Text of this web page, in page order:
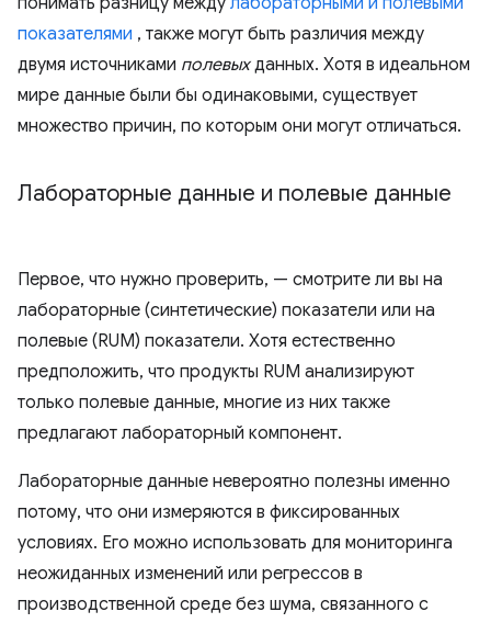
показателями , также могут быть различия между
двумя источниками полевыхданных. Хотя в идеальном
мире данные были бы одинаковыми, существует
множество причин, по которым они могут отличаться.
Лабораторные данные и полевые данные
Первое, что нужно проверить, — смотрите ли вы на
лабораторные (синтетические) показатели или на
полевые (RUM) показатели. Хотя естественно
предположить, что продукты RUM анализируют
только полевые данные, многие из них также
предлагают лабораторный компонент.
Лабораторные данные невероятно полезны именно
потому, что они измеряются в фиксированных
условиях. Его можно использовать для мониторинга
неожиданных изменений или регрессов в
производственной среде без шума, связанного с